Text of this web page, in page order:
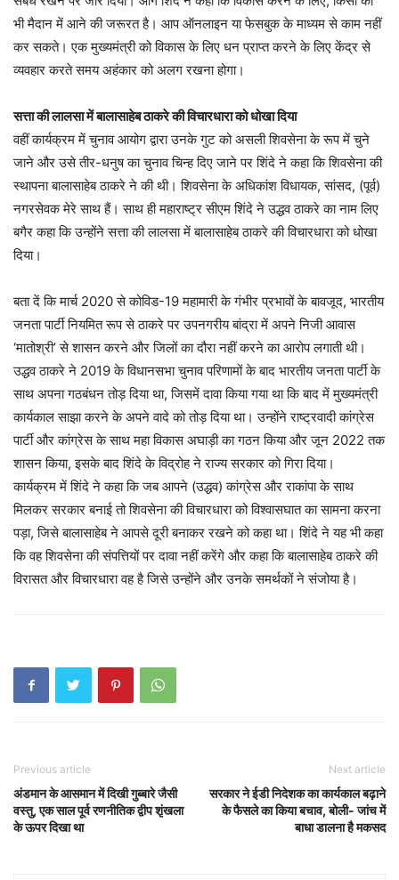
भी मैदान में आने की जरूरत है। आप ऑनलाइन या फेसबुक के माध्यम से काम नहीं
कर सकते। एक मुख्यमंत्री को विकास के लिए धन प्राप्त करने के लिए केंद्र से
व्यवहार करते समय अहंकार को अलग रखना होगा।
सत्ता की लालसा में बालासाहेब ठाकरे की विचारधारा को धोखा दिया
वहीं कार्यक्रम में चुनाव आयोग द्वारा उनके गुट को असली शिवसेना के रूप में चुने
जाने और उसे तीर-धनुष का चुनाव चिन्ह दिए जाने पर शिंदे ने कहा कि शिवसेना की
स्थापना बालासाहेब ठाकरे ने की थी। शिवसेना के अधिकांश विधायक, सांसद, (पूर्व)
नगरसेवक मेरे साथ हैं। साथ ही महाराष्ट्र सीएम शिंदे ने उद्धव ठाकरे का नाम लिए
बगैर कहा कि उन्होंने सत्ता की लालसा में बालासाहेब ठाकरे की विचारधारा को धोखा
दिया।
बता दें कि मार्च 2020 से कोविड-19 महामारी के गंभीर प्रभावों के बावजूद, भारतीय
जनता पार्टी नियमित रूप से ठाकरे पर उपनगरीय बांद्रा में अपने निजी आवास
‘मातोश्री’ से शासन करने और जिलों का दौरा नहीं करने का आरोप लगाती थी।
उद्धव ठाकरे ने 2019 के विधानसभा चुनाव परिणामों के बाद भारतीय जनता पार्टी के
साथ अपना गठबंधन तोड़ दिया था, जिसमें दावा किया गया था कि बाद में मुख्यमंत्री
कार्यकाल साझा करने के अपने वादे को तोड़ दिया था। उन्होंने राष्ट्रवादी कांग्रेस
पार्टी और कांग्रेस के साथ महा विकास अघाड़ी का गठन किया और जून 2022 तक
शासन किया, इसके बाद शिंदे के विद्रोह ने राज्य सरकार को गिरा दिया।
कार्यक्रम में शिंदे ने कहा कि जब आपने (उद्धव) कांग्रेस और राकांपा के साथ
मिलकर सरकार बनाई तो शिवसेना की विचारधारा को विश्वासघात का सामना करना
पड़ा, जिसे बालासाहेब ने आपसे दूरी बनाकर रखने को कहा था। शिंदे ने यह भी कहा
कि वह शिवसेना की संपत्तियों पर दावा नहीं करेंगे और कहा कि बालासाहेब ठाकरे की
विरासत और विचारधारा वह है जिसे उन्होंने और उनके समर्थकों ने संजोया है।
Previous article
अंडमान के आसमान में दिखी गुब्बारे जैसी
वस्तु, एक साल पूर्व रणनीतिक द्वीप शृंखला
के ऊपर दिखा था
Next article
सरकार ने ईडी निदेशक का कार्यकाल बढ़ाने
के फैसले का किया बचाव, बोली- जांच में
बाधा डालना है मकसद